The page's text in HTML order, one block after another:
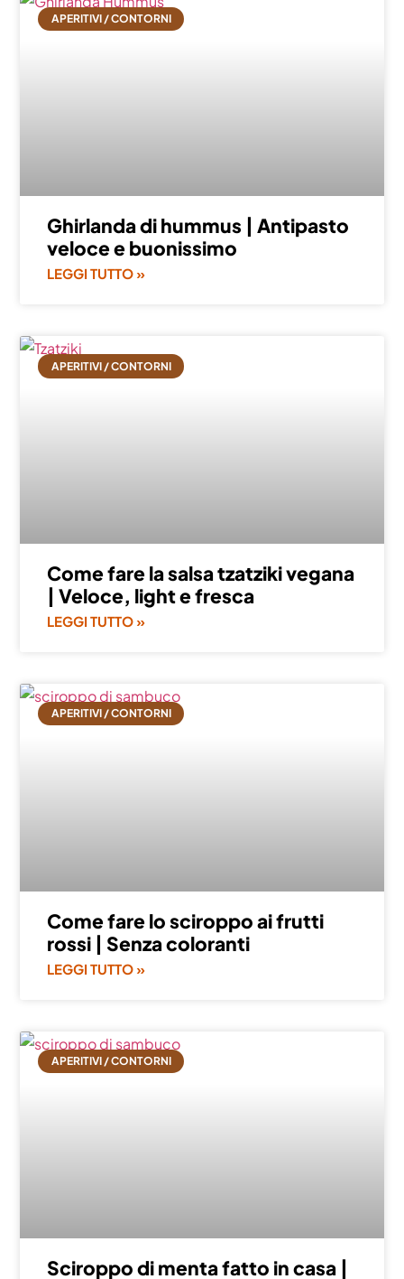
APERITIVI / CONTORNI
Ghirlanda di hummus | Antipasto
veloce e buonissimo
LEGGI TUTTO »
APERITIVI / CONTORNI
Come fare la salsa tzatziki vegana
| Veloce, light e fresca
LEGGI TUTTO »
APERITIVI / CONTORNI
Come fare lo sciroppo ai frutti
rossi | Senza coloranti
LEGGI TUTTO »
APERITIVI / CONTORNI
Sciroppo di menta fatto in casa |